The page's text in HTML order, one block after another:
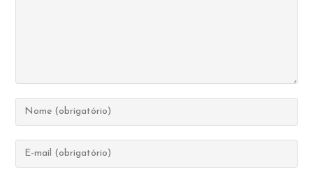
Digite
seu
nome
ou
Digite
seu